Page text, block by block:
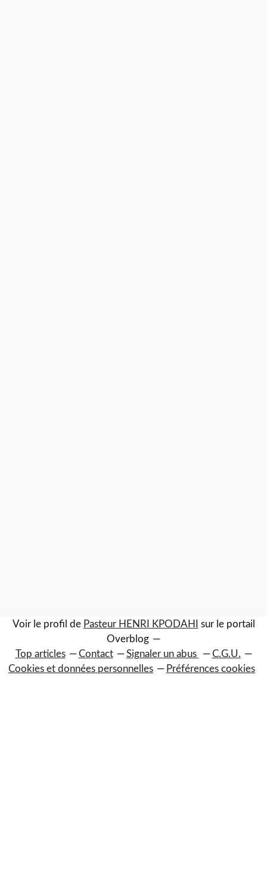
Voir le profil de Pasteur HENRI KPODAHI
sur le portail
Overblog
Top articles
Contact Signaler un abus
C.G.U.
Cookies et données personnelles
Préférences cookies